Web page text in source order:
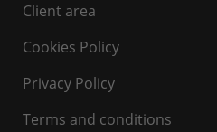
Client area
Cookies Policy
Privacy Policy
Terms and conditions